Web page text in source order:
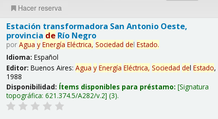
Hacer reserva
Estación transformadora San Antonio Oeste,
provincia deRío Negro
por Agua y Energía Eléctrica, Sociedad del Estado.
Idioma: Español
Editor: Buenos Aires: Agua y Energía Eléctrica, Sociedad del Estado,
1988
Disponibilidad: Ítems disponibles para préstamo: Signatura
topográfica: 621.374.5/A282/v.2 (3).